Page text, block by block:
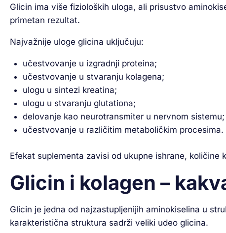
Glicin ima više fizioloških uloga, ali prisustvo
primetan rezultat.
Najvažnije uloge glicina uključuju:
učestvovanje u izgradnji proteina;
učestvovanje u stvaranju kolagena;
ulogu u sintezi kreatina;
ulogu u stvaranju glutationa;
delovanje kao neurotransmiter u nervnom sistemu;
učestvovanje u različitim metaboličkim procesima.
Efekat suplementa zavisi od ukupne ishrane,
Glicin i kolagen –
Glicin je jedna od najzastupljenijih aminokiselina u
karakteristična struktura sadrži veliki udeo glicina.